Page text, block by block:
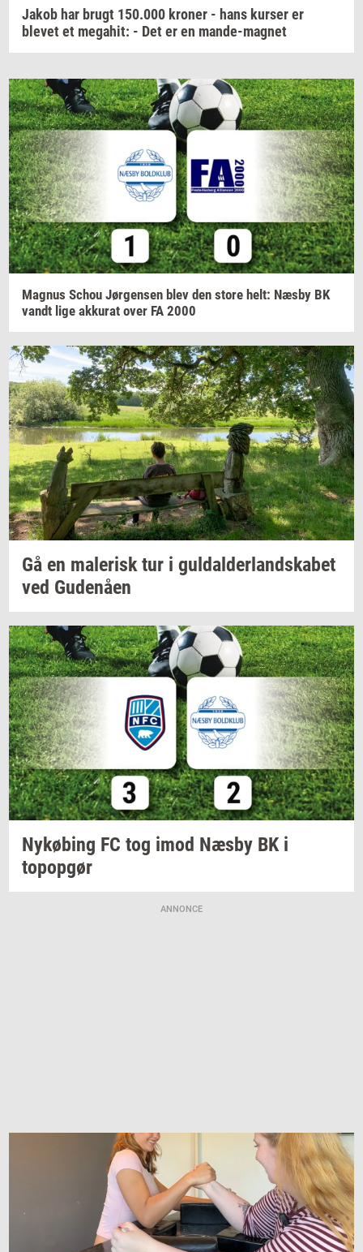
Jakob har brugt 150.000 kroner - hans kurser er
blevet et megahit: - Det er en mande-magnet
Magnus Schou Jør­gen­sen blev den store helt: Næsby BK
vandt lige ak­ku­rat over FA 2000
Gå en ma­le­risktur i gul­dal­der­land­ska­bet
ved Gu­denå­en
Ny­kø­bing FC tog imod Næsby BK i
topop­gør
ANNONCE